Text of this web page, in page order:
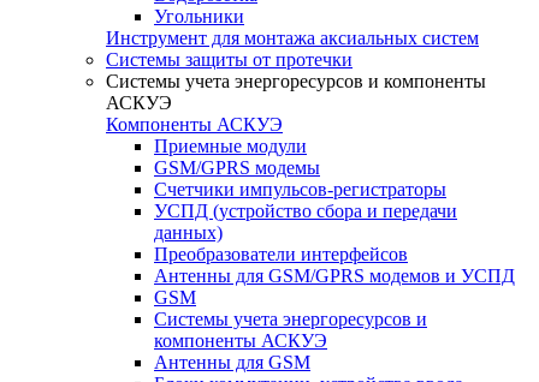
Угольники
Инструмент для монтажа аксиальных систем
Системы защиты от протечки
Системы учета энергоресурсов и компоненты
АСКУЭ
Компоненты АСКУЭ
Приемные модули
GSM/GPRS модемы
Счетчики импульсов-регистраторы
УСПД (устройство сбора и передачи
данных)
Преобразователи интерфейсов
Антенны для GSM/GPRS модемов и УСПД
GSM
Системы учета энергоресурсов и
компоненты АСКУЭ
Антенны для GSM